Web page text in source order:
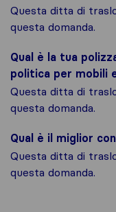
Questa ditta di
questa domanda.
Qual è la tua
politica per mobili
Questa ditta di
questa domanda.
Qual è il miglior
Questa ditta di
questa domanda.